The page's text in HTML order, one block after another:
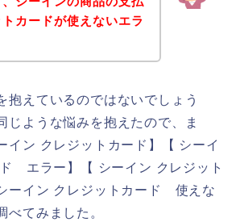
カードが使えないエラ
抱えているのではないでしょう
じような悩みを抱えたので、ま
イン クレジットカード】【 シーイ
エラー】【 シーイン クレジット
ーイン クレジットカード 使えな
べてみました。